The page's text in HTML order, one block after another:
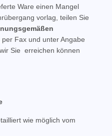
Ware einen Mangel
vorlag, teilen Sie
Fax und unter Angabe
Sie erreichen können
wie möglich vom